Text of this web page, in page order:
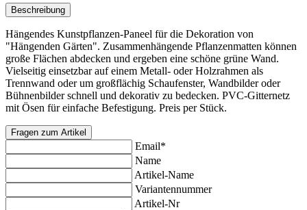
Beschreibung
Hängendes Kunstpflanzen-Paneel für die Dekoration von
"Hängenden Gärten". Zusammenhängende Pflanzenmatten können
große Flächen abdecken und ergeben eine schöne grüne Wand.
Vielseitig einsetzbar auf einem Metall- oder Holzrahmen als
Trennwand oder um großflächig Schaufenster, Wandbilder oder
Bühnenbilder schnell und dekorativ zu bedecken. PVC-Gitternetz
mit Ösen für einfache Befestigung. Preis per Stück.
Fragen zum Artikel
Email*
Name
Artikel-Name
Variantennummer
Artikel-Nr